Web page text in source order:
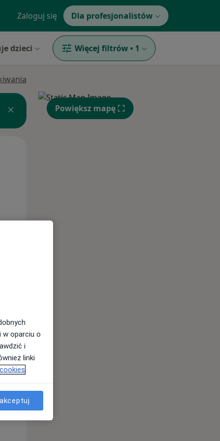
Zaloguj się Dla profesjonalistów
dzieci Więcej filtrów • 1
Pon,
10 Sie
Powiększ mapę
w oparciu o
i
linki